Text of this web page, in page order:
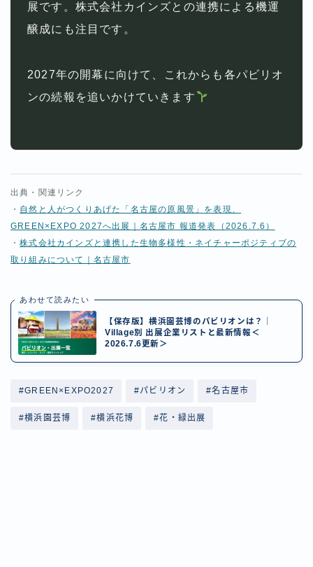
展です。株式会社カインズとの連携による機運
醸成にも注目です。
2027年の開幕に向けて、これからも各パビリオ
ンの続報を追いかけていきます
出典・関連リンク
・ 自然と人がつくりあげた「名古屋の原風景」を表現、
GREEN×EXPO 2027へ出展｜名古屋市 報道発表（2026.7.6）
・株式会社カインズと連携した生物多様性・ネイチャーポジティブの
取り組みについて｜名古屋市
あわせて読みたい
【保存版】横浜園芸博のパビリオンは？｜
Village別 出展企業リストと最新情報＜
2026.7.6更新＞
#GREEN×EXPO2027 #パビリオン #名古屋市
#横浜園芸博 #横浜花博 #花・緑出展